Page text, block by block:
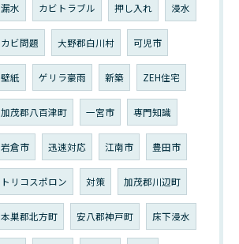
漏水 カビトラブル 押し入れ 浸水
カビ問題 大野郡白川村 可児市
壁紙 ゲリラ豪雨 新築 ZEH住宅
加茂郡八百津町 一宮市 専門知識
岩倉市 迅速対応 江南市 豊田市
トリコスポロン 対策 加茂郡川辺町
本巣郡北方町 安八郡神戸町 床下浸水